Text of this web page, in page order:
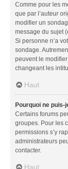
Comme pour les
que par l’auteur
modifier un
message du sujet
Si personne n’a
sondage.
peuvent le
changeant les
Haut
Pourquoi ne puis-
Certains forums
groupes. Pour les
permissions s’y
administrateurs
contacter.
Haut